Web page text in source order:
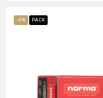
-5% PACK